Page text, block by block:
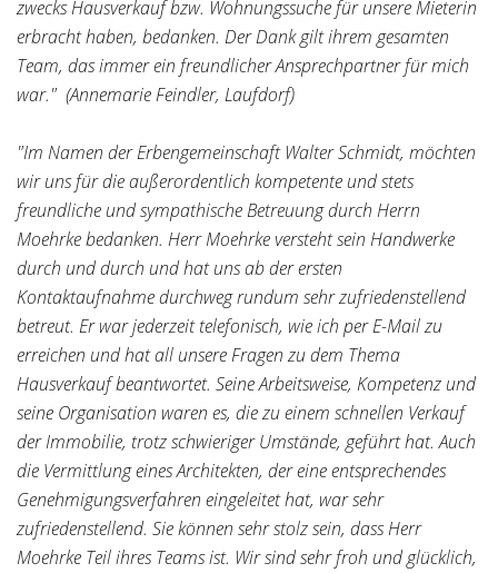
zwecks Hausverkauf bzw. Wohnungssuche für unsere Mieterin
erbracht haben, bedanken. Der Dank gilt ihrem gesamten
Team, das immer ein freundlicher Ansprechpartner für mich
war." (Annemarie Feindler, Laufdorf)
"Im Namen der Erbengemeinschaft Walter Schmidt, möchten
wir uns für die außerordentlich kompetente und stets
freundliche und sympathische Betreuung durch Herrn
Moehrke bedanken. Herr Moehrke versteht sein Handwerke
durch und durch und hat uns ab der ersten
Kontaktaufnahme durchweg rundum sehr zufriedenstellend
betreut. Er war jederzeit telefonisch, wie ich per E-Mail zu
erreichen und hat all unsere Fragen zu dem Thema
Hausverkauf beantwortet. Seine Arbeitsweise, Kompetenz und
seine Organisation waren es, die zu einem schnellen Verkauf
der Immobilie, trotz schwieriger Umstände, geführt hat. Auch
die Vermittlung eines Architekten, der eine entsprechendes
Genehmigungsverfahren eingeleitet hat, war sehr
zufriedenstellend. Sie können sehr stolz sein, dass Herr
Moehrke Teil ihres Teams ist. Wir sind sehr froh und glücklich,